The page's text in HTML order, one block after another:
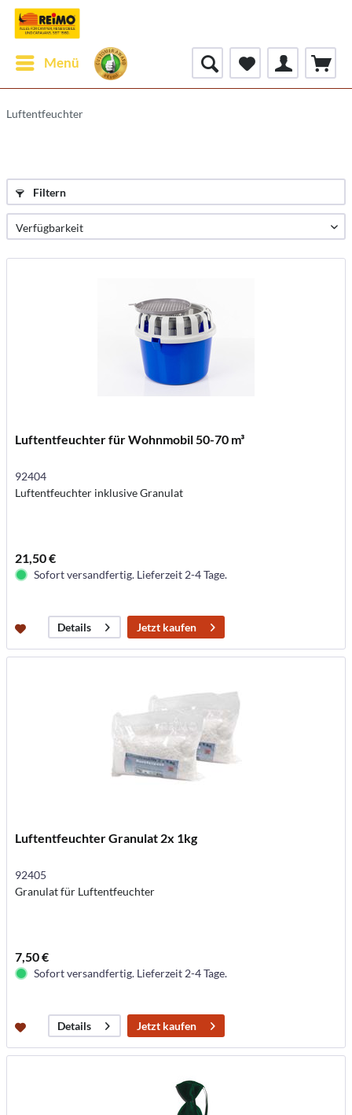
Menü
Luftentfeuchter
Filtern
Luftentfeuchter für Wohnmobil 50-70 m³
92404
Luftentfeuchter inklusive Granulat
21,50 €
Sofort versandfertig. Lieferzeit 2-4 Tage.
Details Jetzt kaufen
Luftentfeuchter Granulat 2x 1kg
92405
Granulat für Luftentfeuchter
7,50 €
Sofort versandfertig. Lieferzeit 2-4 Tage.
Details Jetzt kaufen